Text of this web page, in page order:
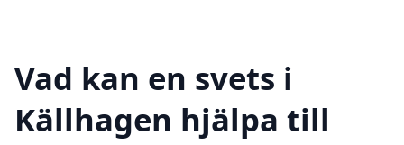
Vad kan en svets i
Källhagen hjälpa till